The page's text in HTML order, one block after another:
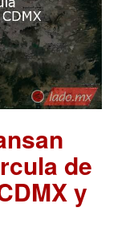
de
y